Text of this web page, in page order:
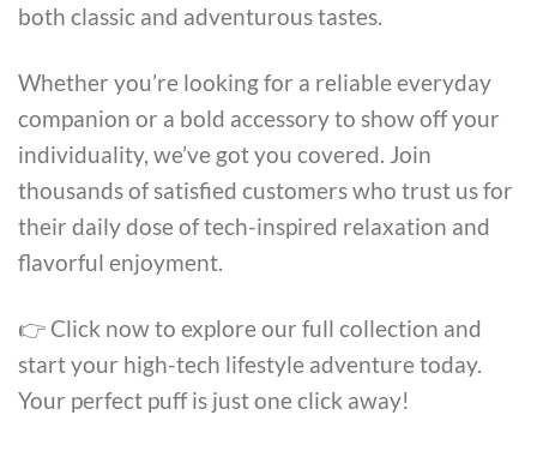
both classic and adventurous tastes.
Whether you’re looking for a reliable everyday
companion or a bold accessory to show off your
individuality, we’ve got you covered. Join
thousands of satisfied customers who trust us for
their daily dose of tech-inspired relaxation and
flavorful enjoyment.
👉 Click now to explore our full collection and
start your high-tech lifestyle adventure today.
Your perfect puff is just one click away!